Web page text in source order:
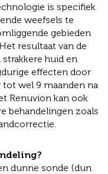
is specifiek
weefsels te
gebieden
resultaat van de
huid en
effecten door
wel 9 maanden na
Renuvion kan ook
behandelingen zoals
dunne sonde (dun